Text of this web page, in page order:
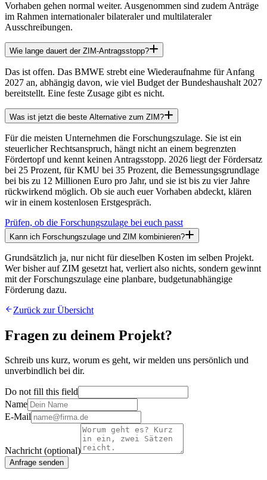
Vorhaben gehen normal weiter. Ausgenommen sind zudem Anträge
im Rahmen internationaler bilateraler und multilateraler
Ausschreibungen.
Wie lange dauert der ZIM-Antragsstopp?
Das ist offen. Das BMWE strebt eine Wiederaufnahme für Anfang
2027 an, abhängig davon, wie viel Budget der Bundeshaushalt 2027
bereitstellt. Eine feste Zusage gibt es nicht.
Was ist jetzt die beste Alternative zum ZIM?
Für die meisten Unternehmen die Forschungszulage. Sie ist ein
steuerlicher Rechtsanspruch, hängt nicht an einem begrenzten
Fördertopf und kennt keinen Antragsstopp. 2026 liegt der Fördersatz
bei 25 Prozent, für KMU bei 35 Prozent, die Bemessungsgrundlage
bei bis zu 12 Millionen Euro pro Jahr, und sie ist bis zu vier Jahre
rückwirkend möglich. Ob sie auch euer Vorhaben abdeckt, klären
wir in einem kostenlosen Erstgespräch.
Prüfen, ob die Forschungszulage bei euch passt
Kann ich Forschungszulage und ZIM kombinieren?
Grundsätzlich ja, nur nicht für dieselben Kosten im selben Projekt.
Wer bisher auf ZIM gesetzt hat, verliert also nichts, sondern gewinnt
mit der Forschungszulage eine planbare, budgetunabhängige
Förderung dazu.
Zurück zur Übersicht
Fragen zu deinem Projekt?
Schreib uns kurz, worum es geht, wir melden uns persönlich und
unverbindlich bei dir.
Do not fill this field
Name
E-Mail
Nachricht (optional)
Anfrage senden